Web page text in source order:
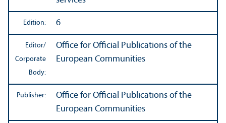
Edition: 6
Editor/
Corporate
Body:
Office for Official Publications of the
European Communities
Publisher:
Office for Official Publications of the
European Communities